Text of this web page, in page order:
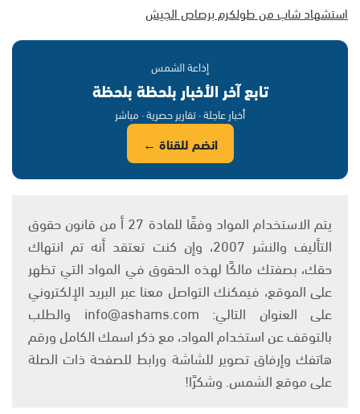
استشهاد شاب من طولكرم برصاص الجيش
إذاعة الشمس
تابع آخر الأخبار بلحظة بلحظة
أخبار عاجلة · تقارير حصرية · مباشر
انضم للقناة ←
يتم الاستخدام المواد وفقًا للمادة 27 أ من قانون حقوق
التأليف والنشر 2007، وإن كنت تعتقد أنه تم انتهاك
حقك، بصفتك مالكًا لهذه الحقوق في المواد التي تظهر
على الموقع، فيمكنك التواصل معنا عبر البريد الإلكتروني
على العنوان التالي: info@ashams.com والطلب
بالتوقف عن استخدام المواد، مع ذكر اسمك الكامل ورقم
هاتفك وإرفاق تصوير للشاشة ورابط للصفحة ذات الصلة
على موقع الشمس. وشكرًا!